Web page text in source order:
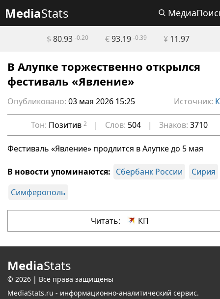
MediaStats
$ 80.93 -0.20 €93.19 -0.39 ¥11.97
В Алупке торжественно открылся
фестиваль «Явление»
Опубликовано: 03 мая 2026 15:25 Источник:
Тон: Позитив 2 | Слов: 504 | Знаков: 3710
Фестиваль «Явление» продлится в Алупке до 5 мая
В новости упоминаются: Сбербанк России
Сирия
Симферополь
Читать: КП
MediaStats
© 2026 | Все права защищены
MediaStats.ru - информационно-аналитический сервис.